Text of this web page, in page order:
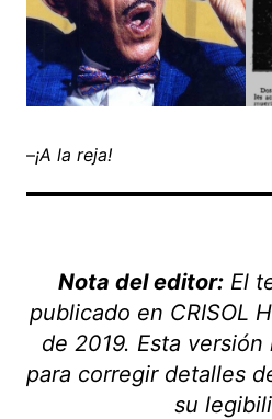
–¡A la reja!
Nota del editor: El
publicado en CRISOL
de 2019. Esta
para corregir detalles
su